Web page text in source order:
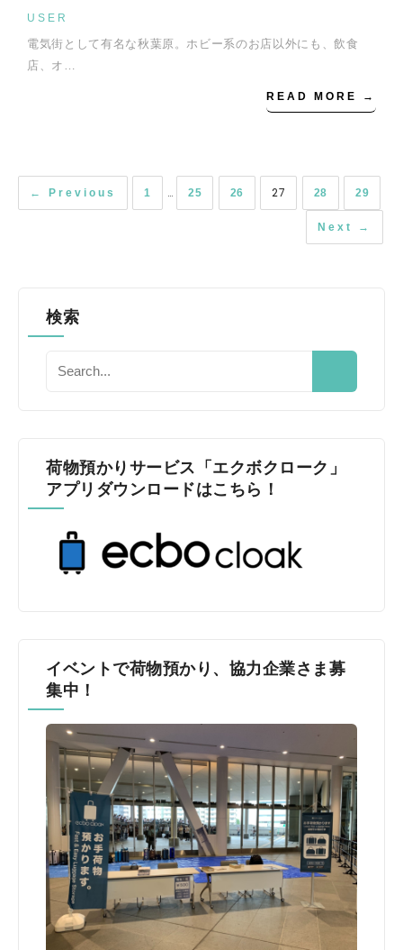
USER
電気街として有名な秋葉原。ホビー系のお店以外にも、飲食
店、オ…
READ MORE →
← Previous 1 … 25 26 27 28 29
Next →
検索
荷物預かりサービス「エクボクローク」
アプリダウンロードはこちら！
イベントで荷物預かり、協力企業さま募
集中！